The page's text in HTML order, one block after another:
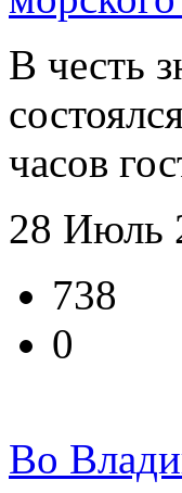
В честь
часов
28 Июль
738
0
Во